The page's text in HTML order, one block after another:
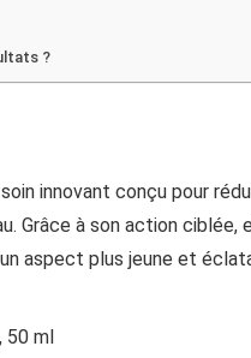
?
innovant conçu pour
Grâce à son action
aspect plus jeune et
50 ml